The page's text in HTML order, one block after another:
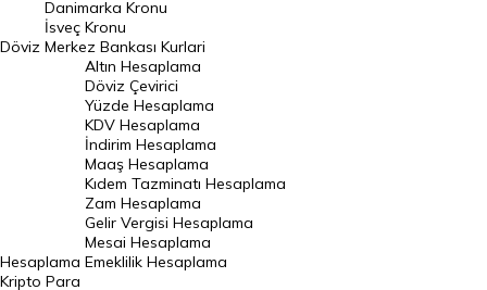
Kanada Doları Kuru
Norveç Kronu Kuru
İsveç Kronu Kuru
Japon Yeni Kuru
Serbest Piyasa Döviz Kurları
Merkez Bankası Döviz Kurları
Altın Fiyatları
Döviz
Danimarka Kronu
İsveç Kronu
Merkez Bankası Kurlari
Hesaplama
Altın Hesaplama
Döviz Çevirici
Yüzde Hesaplama
KDV Hesaplama
İndirim Hesaplama
Maaş Hesaplama
Kıdem Tazminatı Hesaplama
Zam Hesaplama
Gelir Vergisi Hesaplama
Mesai Hesaplama
Emeklilik Hesaplama
Kripto Para